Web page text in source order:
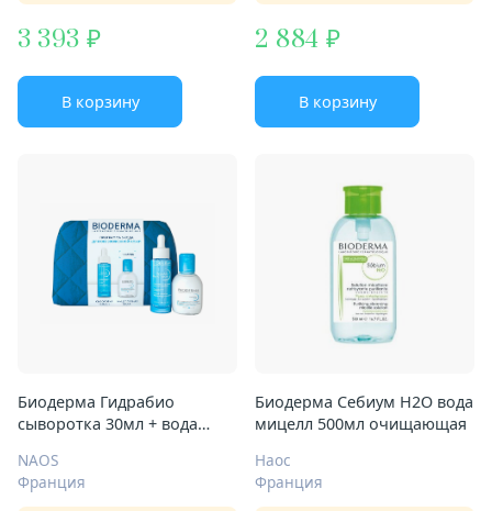
3 393
В корзину
2 884
В корзину
Биодерма Гидрабио
сыворотка 30мл + вода
NAOS
Франция
Биодерма Себиум H2O вода
мицелл 500мл очищающая
Наос
Франция